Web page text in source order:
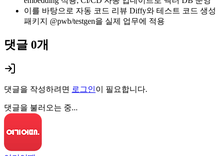
이를 바탕으로 자동 코드 리뷰 Diffy와 테스트 코드 생성
패키지 @pwb/testgen을 실제 업무에 적용
댓글 0개
댓글을 작성하려면 로그인이 필요합니다.
댓글을 불러오는 중...